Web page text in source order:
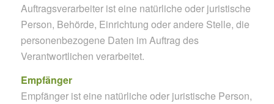
Auftragsverarbeiter ist eine natürliche oder juristische
Person, Behörde, Einrichtung oder andere Stelle, die
personenbezogene Daten im Auftrag des
Verantwortlichen verarbeitet.
Empfänger
Empfänger ist eine natürliche oder juristische Person,